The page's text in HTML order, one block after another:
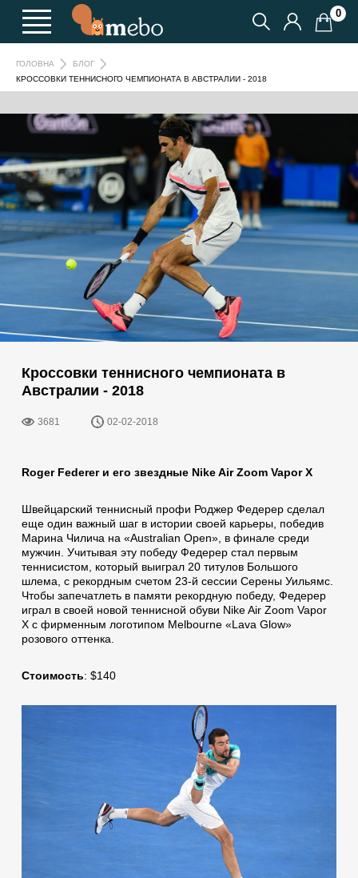
0
ГОЛОВНА
БЛОГ
КРОССОВКИ ТЕННИСНОГО ЧЕМПИОНАТА В АВСТРАЛИИ - 2018
Кроссовки теннисного чемпионата в
Австралии - 2018
3681 02-02-2018
Roger Federer и его звездные Nike Air Zoom Vapor X
Швейцарский теннисный профи Роджер Федерер сделал
еще один важный шаг в истории своей карьеры, победив
Марина Чилича на «Australian Open», в финале среди
мужчин. Учитывая эту победу Федерер стал первым
теннисистом, который выиграл 20 титулов Большого
шлема, с рекордным счетом 23-й сессии Серены Уильямс.
Чтобы запечатлеть в памяти рекордную победу, Федерер
играл в своей новой теннисной обуви Nike Air Zoom Vapor
X с фирменным логотипом Melbourne «Lava Glow»
розового оттенка.
Стоимость: $140